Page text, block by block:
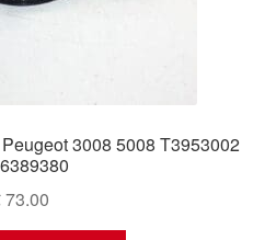
3008 5008 T3953002
73.00